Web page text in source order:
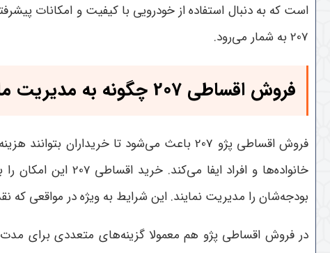
است که به دنبال استفاده از خودرویی با کیفیت و امکانات
207 به شمار می‌رود
.
فروش اقساطی 207 چگونه به مدیریت مالی کمک می‌کند؟
فروش اقساطی پژو 207 باعث می‌شود تا
خانواده‌ها و
بودجه‌شان را مدیریت نمایند. این شرایط به ویژه در مواقعی که
در فروش اقساطی پژو هم معمولا گزینه‌های متعددی برای مدت